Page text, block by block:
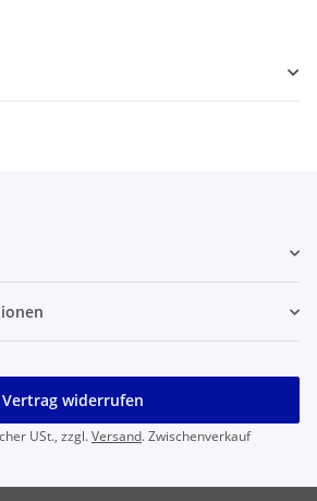
Vertrag widerrufen
USt., zzgl.Versand. Zwischenverkauf